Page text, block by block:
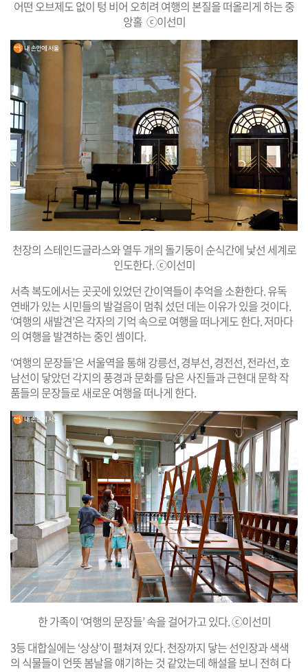
어떤 오브제도 없이 텅 비어 오히려 여행의 본질을 떠올리게 하는 중
앙홀 ⓒ이선미
천장의 스테인드글라스와 열두 개의 돌기둥이 순식간에 낯선 세계로
인도한다. ⓒ이선미
서측 복도에서는 곳곳에 있었던 간이역들이 추억을 소환한다. 유독
연배가 있는 시민들의 발걸음이 멈춰 섰던 데는 이유가 있을 것이다.
‘여행의 새발견’은 각자의 기억 속으로 여행을 떠나게도 한다. 저마다
의 여행을 발견하는 중인 셈이다.
‘여행의 문장들’은 서울역을 통해 강릉선, 경부선, 경전선, 전라선, 호
남선이 닿았던 각지의 풍경과 문화를 담은 사진들과 근현대 문학 작
품들의 문장들로 새로운 여행을 떠나게 한다.
한 가족이 ‘여행의 문장들’ 속을 걸어가고 있다. ⓒ이선미
3등 대합실에는 ‘상상’이 펼쳐져 있다. 천장까지 닿는 선인장과 색색
의 식물들이 언뜻 봄날을 얘기하는 것 같았는데 해설을 보니 전혀 다